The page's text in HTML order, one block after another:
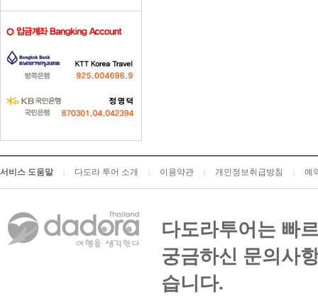
서비스 도움말 다도라 투어 소개 이용약관 개인정보취급방침 예
다도라투어는 빠
궁금하신 문의사
습니다.